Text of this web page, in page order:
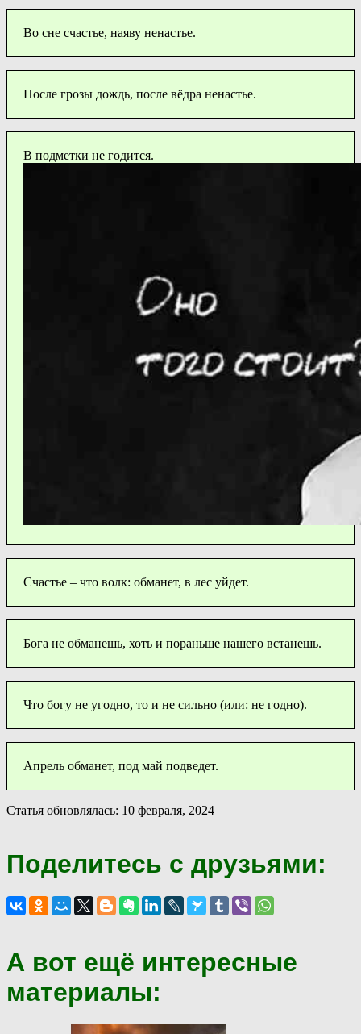
Во сне счастье, наяву ненастье.
После грозы дождь, после вёдра ненастье.
В подметки не годится.
Счастье – что волк: обманет, в лес уйдет.
Бога не обманешь, хоть и пораньше нашего встанешь.
Что богу не угодно, то и не сильно (или: не годно).
Апрель обманет, под май подведет.
Статья обновлялась: 10 февраля, 2024
Поделитесь с друзьями:
А вот ещё интересные
материалы: